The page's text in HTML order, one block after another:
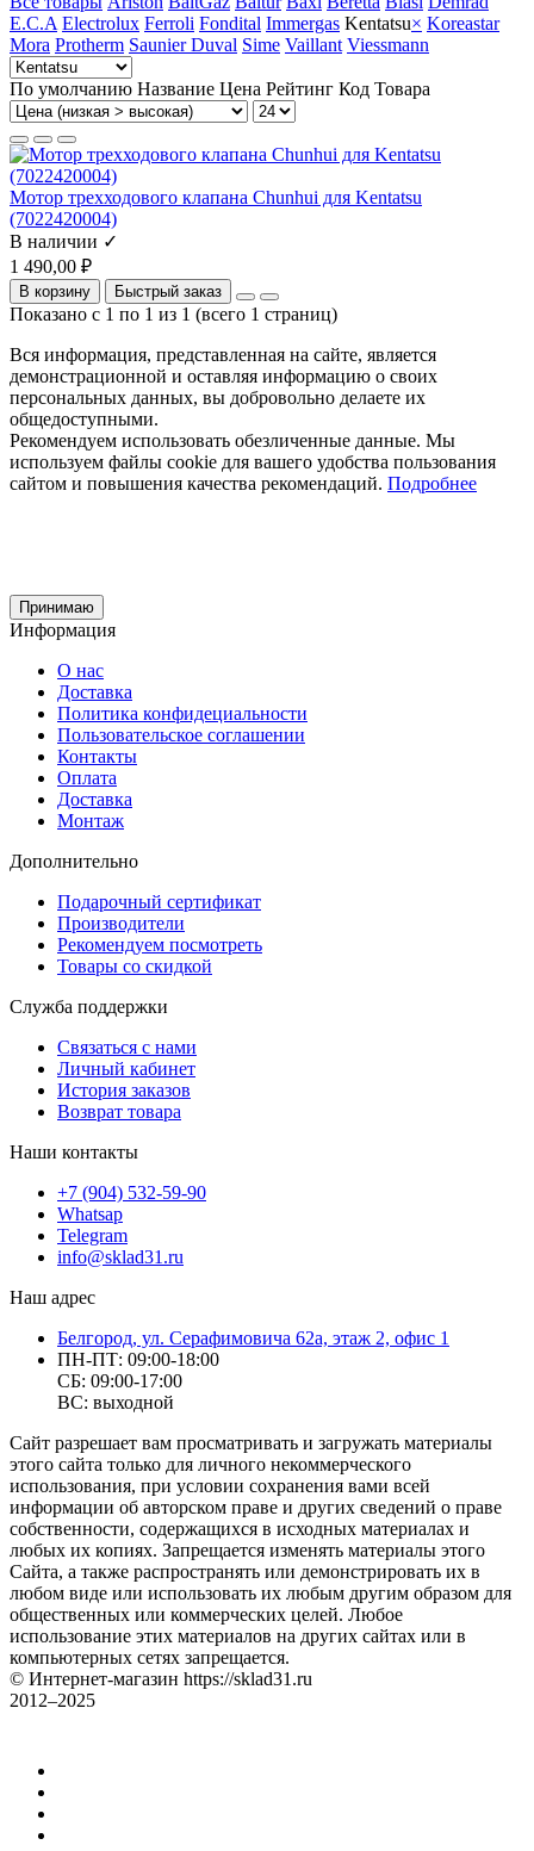
E.C.A Electrolux Ferroli Fondital Immergas Kentatsu× Koreastar
Mora Protherm Saunier Duval Sime Vaillant Viessmann
По умолчанию Название Цена Рейтинг Код Товара
Мотор трехходового клапана Chunhui для Kentatsu
(7022420004)
В наличии ✓
1 490,00 ₽
В корзину Быстрый заказ
Показано с 1 по 1 из 1 (всего 1 страниц)
Вся информация, представленная на сайте, является
демонстрационной и оставляя информацию о своих
персональных данных, вы добровольно делаете их
общедоступными.
Рекомендуем использовать обезличенные данные. Мы
используем файлы cookie для вашего удобства пользования
сайтом и повышения качества рекомендаций. Подробнее
Принимаю
Информация
О нас
Доставка
Политика конфидециальности
Пользовательское соглашении
Контакты
Оплата
Доставка
Монтаж
Дополнительно
Подарочный сертификат
Производители
Рекомендуем посмотреть
Товары со скидкой
Служба поддержки
Связаться с нами
Личный кабинет
История заказов
Возврат товара
Наши контакты
+7 (904) 532-59-90
Whatsap
Telegram
info@sklad31.ru
Наш адрес
Белгород, ул. Серафимовича 62а, этаж 2, офис 1
ПН-ПТ: 09:00-18:00
СБ: 09:00-17:00
ВС: выходной
Сайт разрешает вам просматривать и загружать материалы
этого сайта только для личного некоммерческого
использования, при условии сохранения вами всей
информации об авторском праве и других сведений о праве
собственности, содержащихся в исходных материалах и
любых их копиях. Запрещается изменять материалы этого
Сайта, а также распространять или демонстрировать их в
любом виде или использовать их любым другим образом для
общественных или коммерческих целей. Любое
использование этих материалов на других сайтах или в
компьютерных сетях запрещается.
© Интернет-магазин https://sklad31.ru
2012–2025